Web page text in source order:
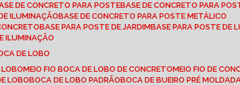
DE CONCRETO PARA POSTE
BASE DE CONCRETO PARA
ILUMINAÇÃO BASE DE CONCRETO PARA POSTE METÁLICO
BASE PARA POSTE DE JARDIM BASE PARA POSTE DE
ILUMINAÇÃO
DE LOBO
LOBO MEIO FIO BOCA DE LOBO DE CONCRETO
MEIO FIO DE
LOBO BOCA DE LOBO PADRÃO BOCA DE BUEIRO PRÉ